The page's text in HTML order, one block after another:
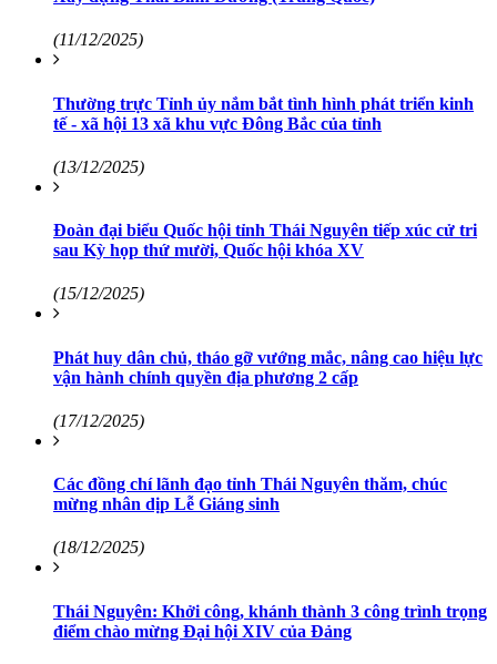
(11/12/2025)
Thường trực Tỉnh ủy nắm bắt tình hình phát triển kinh
tế - xã hội 13 xã khu vực Đông Bắc của tỉnh
(13/12/2025)
Đoàn đại biểu Quốc hội tỉnh Thái Nguyên tiếp xúc cử tri
sau Kỳ họp thứ mười, Quốc hội khóa XV
(15/12/2025)
Phát huy dân chủ, tháo gỡ vướng mắc, nâng cao hiệu lực
vận hành chính quyền địa phương 2 cấp
(17/12/2025)
Các đồng chí lãnh đạo tỉnh Thái Nguyên thăm, chúc
mừng nhân dịp Lễ Giáng sinh
(18/12/2025)
Thái Nguyên: Khởi công, khánh thành 3 công trình trọng
điểm chào mừng Đại hội XIV của Đảng